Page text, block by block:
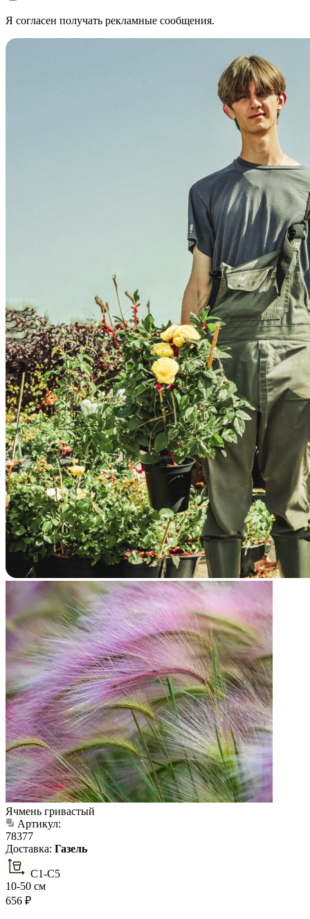
Я согласен получать рекламные сообщения.
Ячмень гривастый
Артикул:
78377
Доставка: Газель
С1-С5
10-50 см
656 ₽